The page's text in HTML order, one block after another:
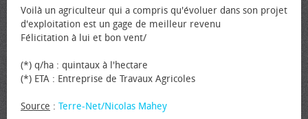
Voilà un agriculteur qui a compris qu'évoluer dans son projet
d'exploitation est un gage de meilleur revenu
Félicitation à lui et bon vent/
(*) q/ha : quintaux à l'hectare
(*) ETA : Entreprise de Travaux Agricoles
Source : Terre-Net/Nicolas Mahey